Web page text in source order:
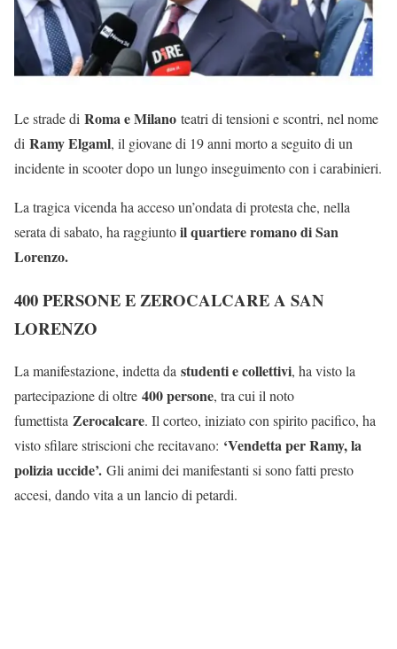
Le strade di Roma e Milano teatri di tensioni e scontri, nel nome
di Ramy Elgaml, il giovane di 19 anni morto a seguito di un
incidente in scooter dopo un lungo inseguimento con i carabinieri.
La tragica vicenda ha acceso un’ondata di protesta che, nella
serata di sabato, ha raggiuntoil quartiere romano di San
Lorenzo.
400 PERSONE E ZEROCALCARE A SAN
LORENZO
La manifestazione, indetta da studenti e collettivi, ha visto la
partecipazione di oltre 400 persone, tra cui il noto
fumettista Zerocalcare. Il corteo, iniziato con spirito pacifico, ha
visto sfilare striscioni che recitavano: ‘Vendetta per Ramy, la
polizia uccide’. Gli animi dei manifestanti si sono fatti presto
accesi, dando vita a un lancio di petardi.